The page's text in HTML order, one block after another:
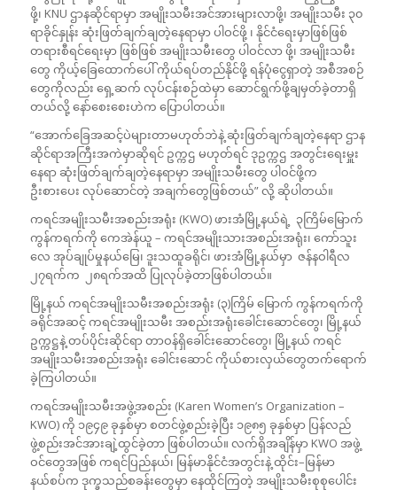
ဖို့၊ KNU ဌာနဆိုင်ရာမှာ အမျိုးသမီးအင်အားများလာဖို့၊ အမျိုးသမီး ၃၀
ရာခိုင်နှုန်း ဆုံးဖြတ်ချက်ချတဲ့နေရာမှာ ပါဝင်ဖို့ ၊ နိုင်ငံရေးမှာဖြစ်ဖြစ်
တရားစီရင်ရေးမှာ ဖြစ်ဖြစ် အမျိုးသမီးတွေ ပါဝင်လာ ဖို့၊ အမျိုးသမီး
တွေ ကိုယ့်ခြေထောက်ပေါ် ကိုယ်ရပ်တည်နိုင်ဖို့ ရန်ပုံငွေရှာတဲ့ အစီအစဉ်
တွေကိုလည်း ရှေ့ဆက် လုပ်ငန်းစဉ်ထဲမှာ ဆောင်ရွက်ဖို့ချမှတ်ခဲ့တာရှိ
တယ်လို့ နော်စေးစေးဟဲက ပြောပါတယ်။
“အောက်ခြေအဆင့်ပဲများတာမဟုတ်ဘဲနဲ့ ဆုံးဖြတ်ချက်ချတဲ့နေရာ ဌာန
ဆိုင်ရာအကြီးအကဲမှာဆိုရင် ဥက္ကဌ မဟုတ်ရင် ဒုဥက္ကဌ အတွင်းရေးမှူး
နေရာ ဆုံးဖြတ်ချက်ချတဲ့နေရာမှာ အမျိုးသမီးတွေ ပါဝင်ဖို့က
ဦးစားပေး လုပ်ဆောင်တဲ့ အချက်တွေဖြစ်တယ်” လို့ ဆိုပါတယ်။
ကရင်အမျိုးသမီးအစည်းအရုံး (KWO) ဖားအံမြို့နယ်ရဲ့ ၃ကြိမ်မြောက်
ကွန်ကရက်ကို ကေအဲန်ယူ – ကရင်အမျိုးသားအစည်းအရုံး၊ ကော်သူး
လေ အုပ်ချုပ်မှုနယ်မြေ၊ ဒူးသထူခရိုင်၊ ဖားအံမြို့နယ်မှာ ဇန်နဝါရီလ
၂၇ရက်က ၂၈ရက်အထိ ပြုလုပ်ခဲ့တာဖြစ်ပါတယ်။
မြို့နယ် ကရင်အမျိုးသမီးအစည်းအရုံး (၃)ကြိမ် မြောက် ကွန်ကရက်ကို
ခရိုင်အဆင့် ကရင်အမျိုးသမီး အစည်းအရုံးခေါင်းဆောင်တွေ၊ မြို့နယ်
ဥက္ကဋ္ဌနဲ့ တပ်ပိုင်းဆိုင်ရာ တာဝန်ရှိခေါင်းဆောင်တွေ၊ မြို့နယ် ကရင်
အမျိုးသမီးအစည်းအရုံး ခေါင်းဆောင် ကိုယ်စားလှယ်တွေတက်ရောက်
ခဲ့ကြပါတယ်။
ကရင်အမျိုးသမီးအဖွဲ့အစည်း (Karen Women’s Organization –
KWO) ကို ၁၉၄၉ ခုနှစ်မှာ စတင်ဖွဲ့စည်းခဲ့ပြီး ၁၉၈၅ ခုနှစ်မှာ ပြန်လည်
ဖွဲ့စည်းအင်အားချဲ့ထွင်ခဲ့တာ ဖြစ်ပါတယ်။ လက်ရှိအချိန်မှာ KWO အဖွဲ့
ဝင်တွေအဖြစ် ကရင်ပြည်နယ်၊ မြန်မာနိုင်ငံအတွင်းနဲ့ ထိုင်း–မြန်မာ
နယ်စပ်က ဒုက္ခသည်စခန်းတွေမှာ နေထိုင်ကြတဲ့ အမျိုးသမီးစုစုပေါင်း